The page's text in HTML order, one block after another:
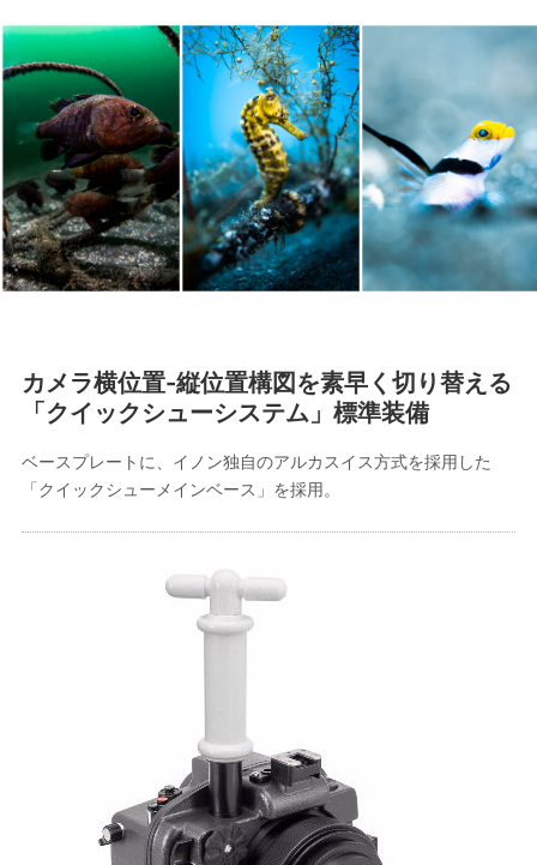
カメラ横位置-縦位置構図を素早く切り替える
「クイックシューシステム」標準装備
ベースプレートに、イノン独自のアルカスイス方式を採用した
「クイックシューメインベース」を採用。